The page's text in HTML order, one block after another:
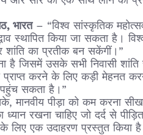
भारत– “विश्व सांस्कृतिक
स्थापित किया जा सकता है।
का प्रतीक बन सकेंगीं।”
है जिसमें उसके सभी निवासी
करने के लिए कड़ी मेहनत
सकता है।”
मानवीय पीड़ा को कम करना
रखना चाहिए जो दर्द से
लिए एक उदाहरण प्रस्तुत किया